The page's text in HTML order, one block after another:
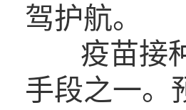
驾护航。
疫苗接
手段之一。